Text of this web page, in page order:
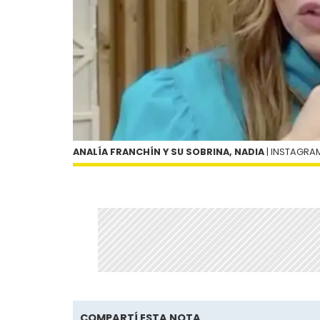
ANALÍA FRANCHÍN Y SU SOBRINA, NADIA |